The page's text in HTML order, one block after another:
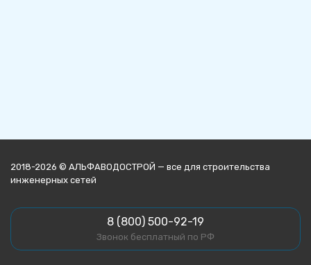
2018-2026 © АЛЬФАВОДОСТРОЙ — все для строительства
инженерных сетей
8 (800) 500-92-19
Звонок бесплатный по РФ